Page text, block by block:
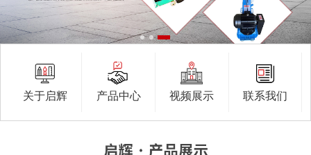
关于启辉 产品中心 视频展示 联系我们